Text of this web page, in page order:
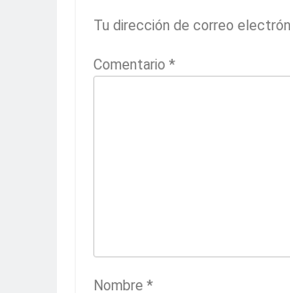
Tu dirección de correo
Comentario *
Nombre *